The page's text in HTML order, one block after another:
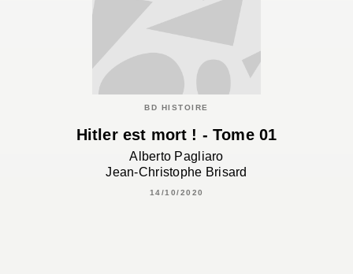
BD HISTOIRE
Hitler est mort ! - Tome 01
Alberto Pagliaro
Jean-Christophe Brisard
14/10/2020